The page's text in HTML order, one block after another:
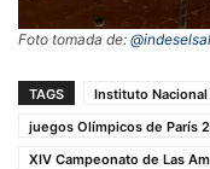
Foto tomada de:
TAGS Instituto Nacional
juegos Olímpicos de París
XIV Campeonato de Las